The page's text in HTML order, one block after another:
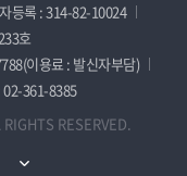
등록 : 314-82-10024
호
이용료 : 발신자부담)
02-361-8385
RESERVED.